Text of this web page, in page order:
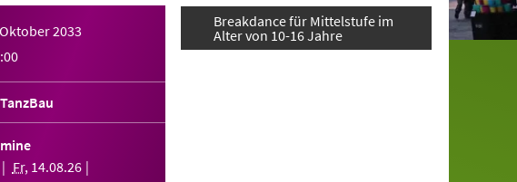
2033
Fr, 14.08.26
Breakdance für Mittelstufe im
Alter von 10-16 Jahre